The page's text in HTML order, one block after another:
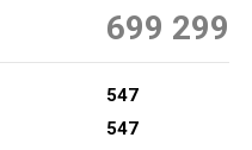
699 299
547
547